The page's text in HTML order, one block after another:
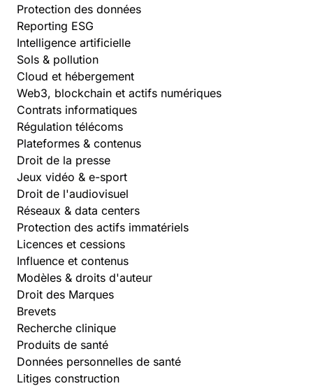
Protection des données
Reporting ESG
Intelligence artificielle
Sols & pollution
Cloud et hébergement
Web3, blockchain et actifs numériques
Contrats informatiques
Régulation télécoms
Plateformes & contenus
Droit de la presse
Jeux vidéo & e-sport
Droit de l'audiovisuel
Réseaux & data centers
Protection des actifs immatériels
Licences et cessions
Influence et contenus
Modèles & droits d'auteur
Droit des Marques
Brevets
Recherche clinique
Produits de santé
Données personnelles de santé
Litiges construction